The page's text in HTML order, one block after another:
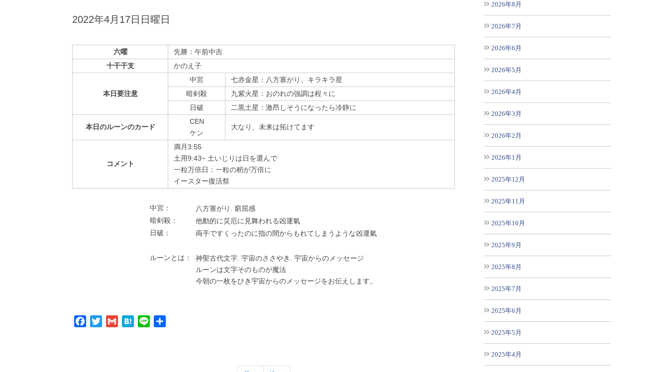
2022年4月17日日曜日
六曜
先勝：午前中吉
十干干支
かのえ子
本日要注意
中宮
七赤金星：八方塞がり、キラキラ星
暗剣殺
九紫火星：おのれの強調は程々に
⽇破
二黒土星：激昂しそうになったら冷静に
本日のルーンのカード
CEN
ケン
大なり、未来は拓けてます
コメント
満月3:55
土用9:43~ 土いじりは日を選んで
一粒万倍日：一粒の籾が万倍に
イースター復活祭
中宮：
⼋⽅塞がり. 窮屈感
暗剣殺：
他動的に災厄に⾒舞われる凶運氣
⽇破：
両⼿ですくったのに指の間からもれてしまうような凶運氣
ルーンとは：
神聖古代⽂字. 宇宙のささやき. 宇宙からのメッセージ
ルーンは⽂字そのものが魔法
今朝の⼀枚をひき宇宙からのメッセージをお伝えします。
Facebook
TwitterGmail Hatena
Line
2026年8月
2026年7月
2026年6月
2026年5月
2026年4月
2026年3月
2026年2月
2026年1月
2025年12月
2025年11月
2025年10月
2025年9月
2025年8月
2025年7月
2025年6月
2025年5月
2025年4月